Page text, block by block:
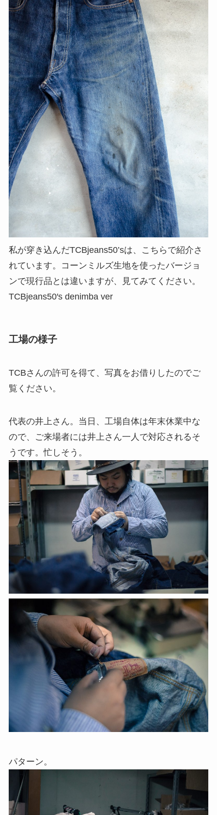
私が穿き込んだTCBjeans50’sは、こちらで紹介さ
れています。コーンミルズ生地を使ったバージョ
ンで現行品とは違いますが、見てみてください。
TCBjeans50′s denimba ver
工場の様子
TCBさんの許可を得て、写真をお借りしたのでご
覧ください。
代表の井上さん。当日、工場自体は年末休業中な
ので、ご来場者には井上さん一人で対応されるそ
うです。忙しそう。
パターン。